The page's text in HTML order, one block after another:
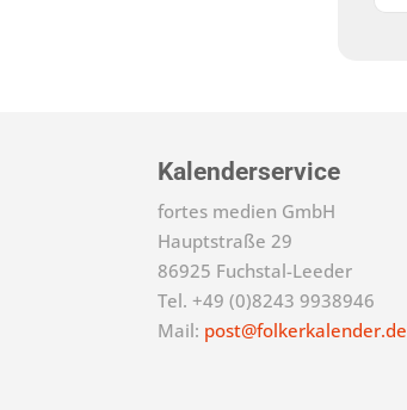
Kalenderservice
fortes medien GmbH
Hauptstraße 29
86925 Fuchstal-Leeder
Tel. +49 (0)8243 9938946
Mail: post@folkerkalender.de